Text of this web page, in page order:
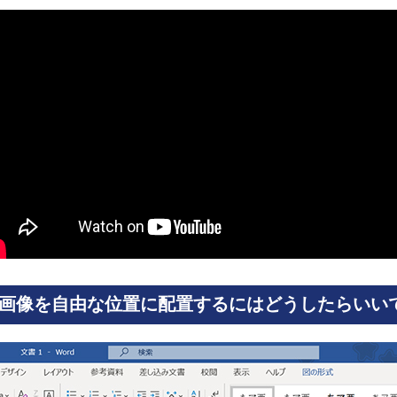
像を自由な位置に配置するにはどうしたらいい